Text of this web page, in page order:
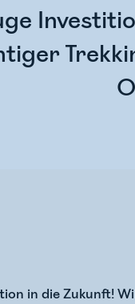
in die Zukunft!